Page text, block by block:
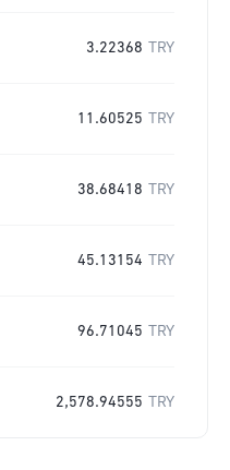
3.22368 TRY
11.60525 TRY
38.68418 TRY
45.13154 TRY
96.71045 TRY
2,578.94555 TRY